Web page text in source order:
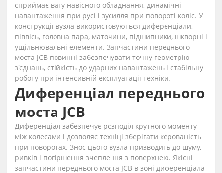
сприймає вагу навісного обладнання, динамічні
навантаження при русі і зусилля при повороті коліс. У
конструкції вузла використовуються диференціали,
піввісь, головна пара, маточини, підшипники, шкворні і
ущільнювальні елементи. Запчастини переднього
моста JCB повинні забезпечувати точну геометрію
з'єднань, стійкість до ударних навантажень і стабільну
роботу при інтенсивній експлуатації техніки.
Диференціал переднього
моста JCB
Диференціал забезпечує розподіл крутного моменту
між колесами і дозволяє техніці зберігати керованість
при поворотах. Знос цього вузла призводить до шуму,
ривків і погіршення зчеплення з поверхнею. Якісні
запчастини переднього моста JCB в зоні диференціала